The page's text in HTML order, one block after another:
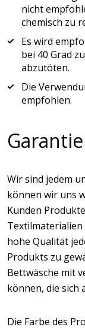
nicht
chemisch zu
Es wird
bei 40 Grad
abzutöten.
Die
empfohlen.
Wir sind jedem
können wir uns
Kunden
Textilmaterialien
hohe Qualität
Produkts zu
Bettwäsche mit
können, die sich
Die Farbe des